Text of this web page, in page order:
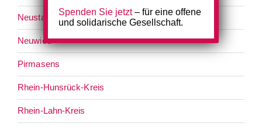
Neustadt an der Weinstraße
Neuwied
Pirmasens
Rhein-Hunsrück-Kreis
Rhein-Lahn-Kreis
Spenden Sie jetzt– für eine offene
und solidarische Gesellschaft.